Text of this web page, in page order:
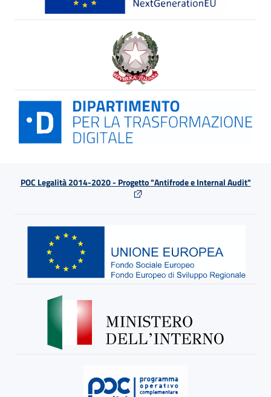
POC Legalità 2014-2020 - Progetto "Antifrode e Internal Audit"